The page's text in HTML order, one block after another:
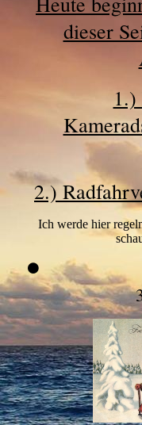
dieser
1.)
2.)
Ich werde hier